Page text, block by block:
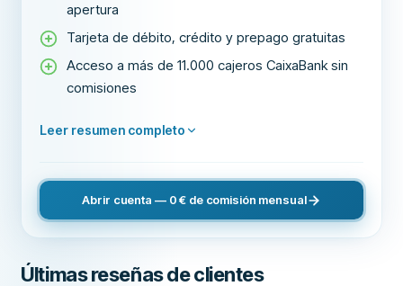
apertura
Tarjeta de débito, crédito y prepago gratuitas
Acceso a más de 11.000 cajeros CaixaBank sin
comisiones
Leer resumen completo
Abrir cuenta — 0 € de comisión mensual
Últimas reseñas de clientes